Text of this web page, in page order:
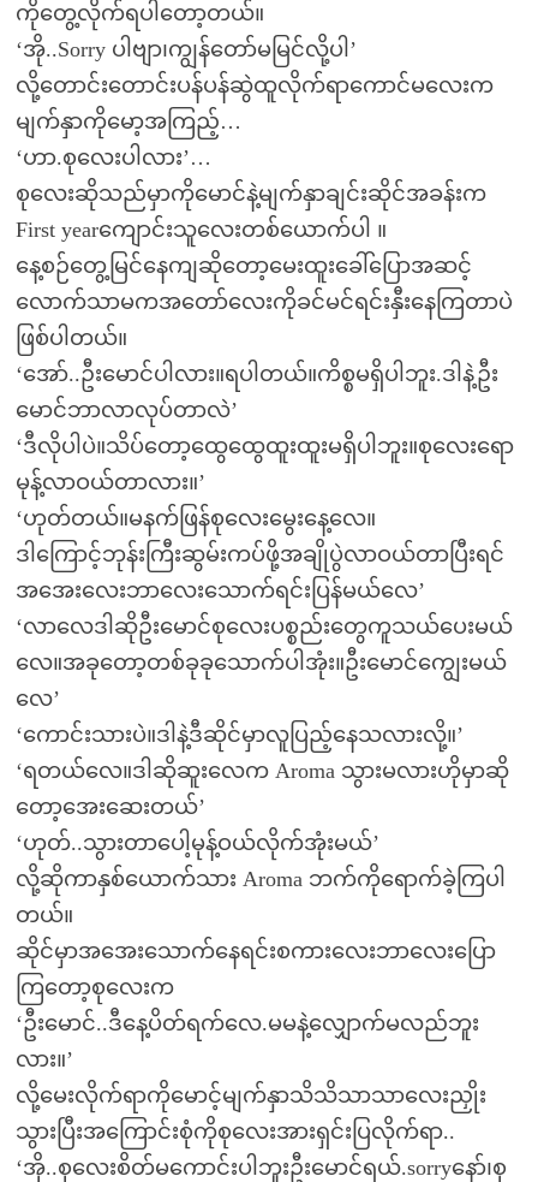
ကိုတွေ့လိုက်ရပါတော့တယ်။
‘အို..Sorry ပါဗျာ၊ကျွန်တော်မမြင်လို့ပါ’
လို့တောင်းတောင်းပန်ပန်ဆွဲထူလိုက်ရာကောင်မလေးက
မျက်နှာကိုမော့အကြည့်…
‘ဟာ.စုလေးပါလား’…
စုလေးဆိုသည်မှာကိုမောင်နဲ့မျက်နှာချင်းဆိုင်အခန်းက
First yearကျောင်းသူလေးတစ်ယောက်ပါ ။
နေ့စဉ်တွေ့မြင်နေကျဆိုတော့မေးထူးခေါ်ပြောအဆင့်
လောက်သာမကအတော်လေးကိုခင်မင်ရင်းနှီးနေကြတာပဲ
ဖြစ်ပါတယ်။
‘အော်..ဦးမောင်ပါလား။ရပါတယ်။ကိစ္စမရှိပါဘူး.ဒါနဲ့ဦး
မောင်ဘာလာလုပ်တာလဲ’
‘ဒီလိုပါပဲ။သိပ်တော့ထွေထွေထူးထူးမရှိပါဘူး။စုလေးရော
မုန့်လာဝယ်တာလား။’
‘ဟုတ်တယ်။မနက်ဖြန်စုလေးမွေးနေ့လေ။
ဒါကြောင့်ဘုန်းကြီးဆွမ်းကပ်ဖို့အချိုပွဲလာဝယ်တာပြီးရင်
အအေးလေးဘာလေးသောက်ရင်းပြန်မယ်လေ’
‘လာလေဒါဆိုဦးမောင်စုလေးပစ္စည်းတွေကူသယ်ပေးမယ်
လေ။အခုတော့တစ်ခုခုသောက်ပါအုံး။ဦးမောင်ကျွေးမယ်
လေ’
‘ကောင်းသားပဲ။ဒါနဲ့ဒီဆိုင်မှာလူပြည့်နေသလားလို့။’
‘ရတယ်လေ။ဒါဆိုဆူးလေက Aroma သွားမလားဟိုမှာဆို
တော့အေးဆေးတယ်’
‘ဟုတ်..သွားတာပေါ့မုန့်ဝယ်လိုက်အုံးမယ်’
လို့ဆိုကာနှစ်ယောက်သား Aroma ဘက်ကိုရောက်ခဲ့ကြပါ
တယ်။
ဆိုင်မှာအအေးသောက်နေရင်းစကားလေးဘာလေးပြော
ကြတော့စုလေးက
‘ဦးမောင်..ဒီနေ့ပိတ်ရက်လေ.မမနဲ့လျှောက်မလည်ဘူး
လား။’
လို့မေးလိုက်ရာကိုမောင့်မျက်နှာသိသိသာသာလေးညှိုး
သွားပြီးအကြောင်းစုံကိုစုလေးအားရှင်းပြလိုက်ရာ..
‘အို..စုလေးစိတ်မကောင်းပါဘူးဦးမောင်ရယ်.sorryနော်၊စု